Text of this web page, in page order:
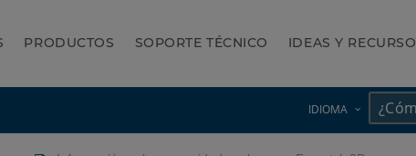
PRODUCTOS SOPORTE TÉCNICO IDEAS Y
IDIOMA